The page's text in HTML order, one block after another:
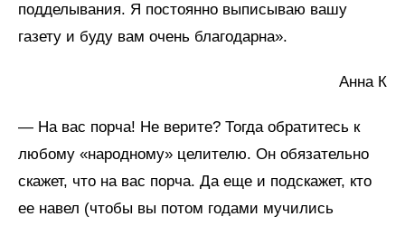
подделывания. Я постоянно выписываю вашу
газету и буду вам очень благодарна».
Анна К
— На вас порча! Не верите? Тогда обратитесь к
любому «народному» целителю. Он обязательно
скажет, что на вас порча. Да еще и подскажет, кто
ее навел (чтобы вы потом годами мучились